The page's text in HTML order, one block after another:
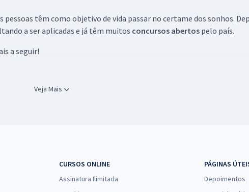
têm como objetivo de vida passar no certame dos sonhos.
a ser aplicadas e já têm muitos concursos abertos pelo país.
a seguir!
processos seletivos, desde pesquisas até a capacitação dos
e experiência, promovendo concursos e capacitações eficientes.
Veja Mais
CURSOS ONLINE
Assinatura Ilimitada
PÁGINAS
Depoimentos